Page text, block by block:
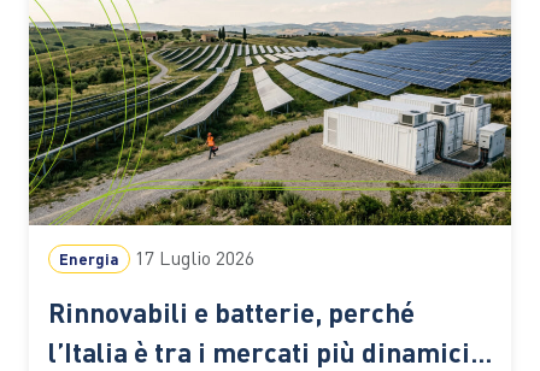
Energia 17 Luglio 2026
Rinnovabili e batterie, perché
l’Italia è tra i mercati più dinamici